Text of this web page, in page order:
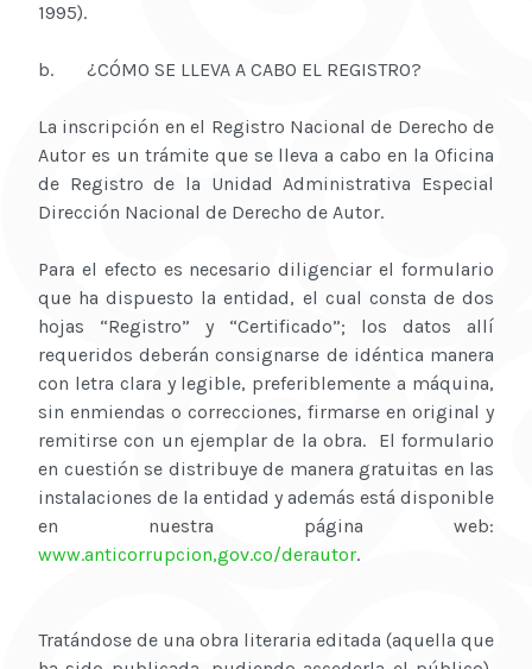
1995).
b. ¿CÓMO SE LLEVA A CABO EL REGISTRO?
La inscripción en el Registro Nacional de Derecho de
Autor es un trámite que se lleva a cabo en la Oficina
de Registro de la Unidad Administrativa Especial
Dirección Nacional de Derecho de Autor.
Para el efecto es necesario diligenciar el formulario
que ha dispuesto la entidad, el cual consta de dos
hojas “Registro” y “Certificado”; los datos allí
requeridos deberán consignarse de idéntica manera
con letra clara y legible, preferiblemente a máquina,
sin enmiendas o correcciones, firmarse en original y
remitirse con un ejemplar de la obra. El formulario
en cuestión se distribuye de manera gratuitas en las
instalaciones de la entidad y además está disponible
en nuestra página web:
www.anticorrupcion,gov.co/derautor.
Tratándose de una obra literaria editada (aquella que